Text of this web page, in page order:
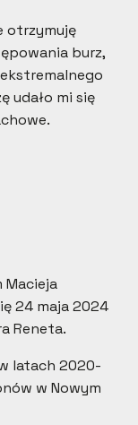
otrzymuję
burz,
udało mi się
Macieja
24 maja 2024
Reneta.
latach 2020-
w Nowym